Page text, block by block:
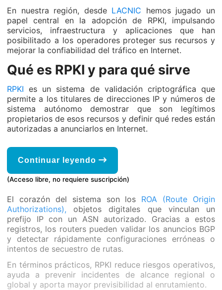
En nuestra región, desde LACNIC hemos jugado un
papel central en la adopción de RPKI, impulsando
servicios, infraestructura y aplicaciones que han
posibilitado a los operadores proteger sus recursos y
mejorar la confiabilidad del tráfico en Internet.
Qué es RPKI y para qué sirve
RPKI es un sistema de validación criptográfica que
permite a los titulares de direcciones IP y números de
sistema autónomo demostrar que son legítimos
propietarios de esos recursos y definir qué redes están
autorizadas a anunciarlos en Internet.
Continuar leyendo
(Acceso libre, no requiere suscripción)
El corazón del sistema son los ROA (Route Origin
Authorizations), objetos digitales que vinculan un
prefijo IP con un ASN autorizado. Gracias a estos
registros, los routers pueden validar los anuncios BGP
y detectar rápidamente configuraciones erróneas o
intentos de secuestro de rutas.
En términos prácticos, RPKI reduce riesgos operativos,
ayuda a prevenir incidentes de alcance regional o
global y aporta mayor previsibilidad al enrutamiento.